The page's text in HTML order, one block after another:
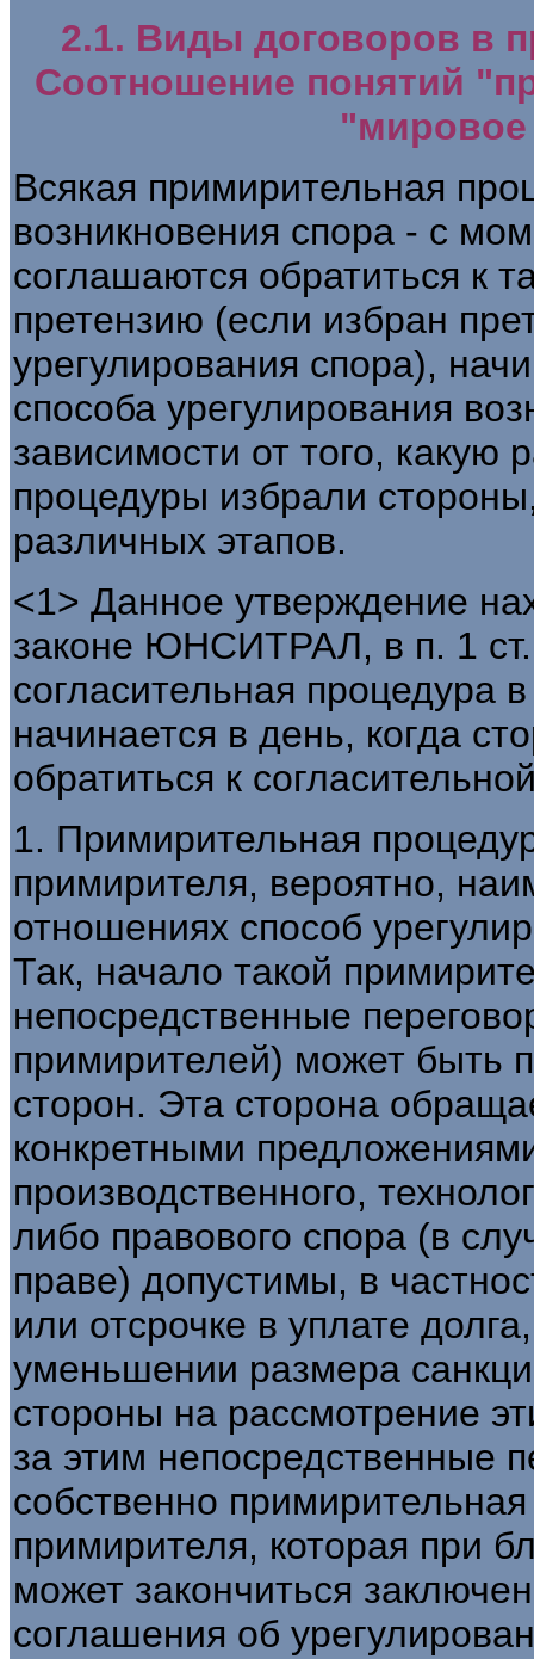
2.1. Виды договоров в
Соотношение понятий
"мировое
Всякая примирительная
возникновения спора - с
соглашаются обратиться к
претензию (если избран
урегулирования спора),
способа урегулирования
зависимости от того, какую
процедуры избрали
различных этапов.
<1> Данное утверждение
законе ЮНСИТРАЛ, в п. 1 ст.
согласительная процедура
начинается в день, когда
обратиться к
1. Примирительная
примирителя, вероятно,
отношениях способ
Так, начало такой
непосредственные
примирителей) может быть
сторон. Эта сторона
конкретными
производственного,
либо правового спора (в
праве) допустимы, в
или отсрочке в уплате
уменьшении размера
стороны на рассмотрение
за этим непосредственные
собственно
примирителя, которая при
может закончиться
соглашения об